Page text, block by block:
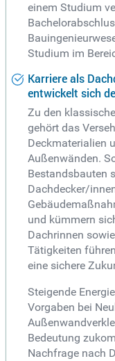
einem Studium
Studium im
Karriere als
entwickelt sich
Zu den
gehört das
Deckmaterialien
Außenwänden.
Bestandsbauten
Dachdecker/
und kümmern
Dachrinnen
Tätigkeiten
eine sichere
Steigende
Vorgaben bei
Bedeutung
Nachfrage nach